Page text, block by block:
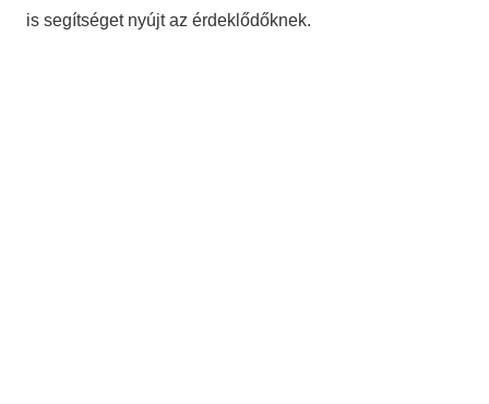
is segítséget nyújt az érdeklődőknek.